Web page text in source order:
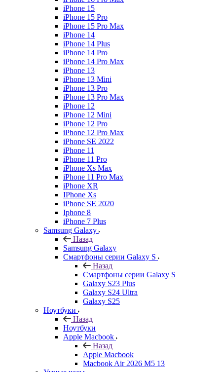
iPhone 15
iPhone 15 Pro
iPhone 15 Pro Max
iPhone 14
iPhone 14 Plus
iPhone 14 Pro
iPhone 14 Pro Max
iPhone 13
iPhone 13 Mini
iPhone 13 Pro
iPhone 13 Pro Max
iPhone 12
iPhone 12 Mini
iPhone 12 Pro
iPhone 12 Pro Max
iPhone SE 2022
iPhone 11
iPhone 11 Pro
iPhone Xs Max
iPhone 11 Pro Max
iPhone XR
IPhone Xs
iPhone SE 2020
Iphone 8
iPhone 7 Plus
Samsung Galaxy
Назад
Samsung Galaxy
Смартфоны серии Galaxy S
Назад
Смартфоны серии Galaxy S
Galaxy S23 Plus
Galaxy S24 Ultra
Galaxy S25
Ноутбуки
Назад
Ноутбуки
Apple Macbook
Назад
Apple Macbook
Macbook Air 2026 M5 13